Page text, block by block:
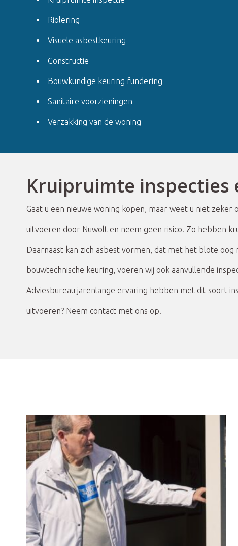
Riolering
Visuele asbestkeuring
Constructie
Bouwkundige keuring fundering
Sanitaire voorzieningen
Verzakking van de woning
Kruipruimte inspecties
Gaat u een nieuwe woning kopen, maar weet u niet
uitvoeren door Nuwolt en neem geen risico. Zo hebben
Daarnaast kan zich asbest vormen, dat met het blote
bouwtechnische keuring, voeren wij ook aanvullende
Adviesbureau jarenlange ervaring hebben met dit soort
uitvoeren? Neem contact met ons op.